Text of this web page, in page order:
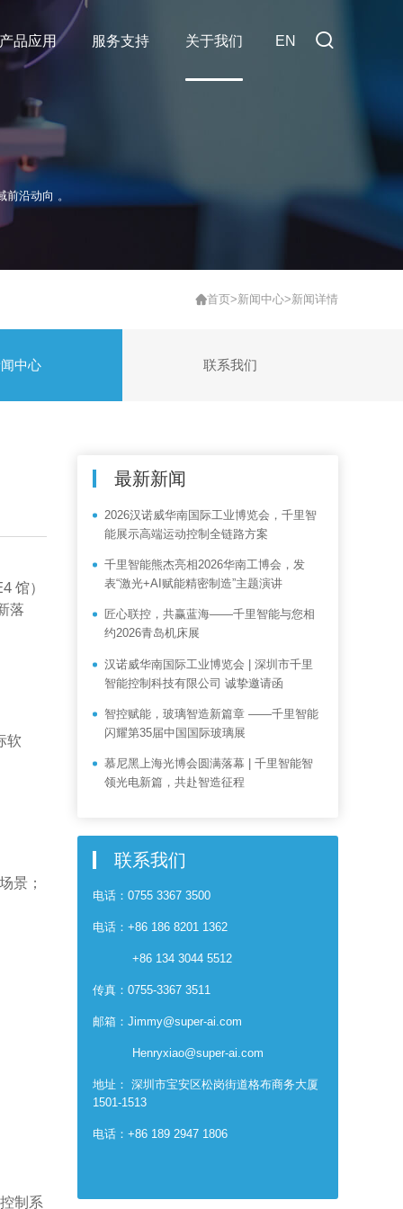
产品应用 服务支持 关于我们 EN
沿动向 。
首页>新闻中心>新闻详情
中心 联系我们
馆）
落
软
景；
制系
最新新闻
2026汉诺威华南国际工业博览会，千里智
能展示高端运动控制全链路方案
千里智能熊杰亮相2026华南工博会，发
表“激光+AI赋能精密制造”主题演讲
匠心联控，共赢蓝海——千里智能与您相
约2026青岛机床展
汉诺威华南国际工业博览会 | 深圳市千里
智能控制科技有限公司 诚挚邀请函
智控赋能，玻璃智造新篇章 ——千里智能
闪耀第35届中国国际玻璃展
慕尼黑上海光博会圆满落幕 | 千里智能智
领光电新篇，共赴智造征程
联系我们
电话：0755 3367 3500
电话：+86 186 8201 1362
+86 134 3044 5512
传真：0755-3367 3511
邮箱：Jimmy@super-ai.com
Henryxiao@super-ai.com
地址： 深圳市宝安区松岗街道格布商务大厦
1501-1513
电话：+86 189 2947 1806